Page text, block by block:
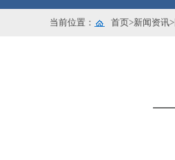
当前位置： 首页>新闻资讯>